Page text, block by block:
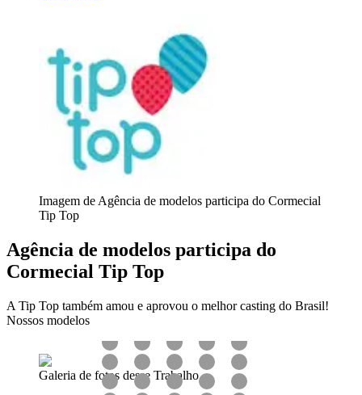
Imagem de Agência de modelos participa do Cormecial
Tip Top
Agência de modelos participa do
Cormecial Tip Top
A Tip Top também amou e aprovou o melhor casting do Brasil!
Nossos modelos
Galeria de fotos desse Trabalho